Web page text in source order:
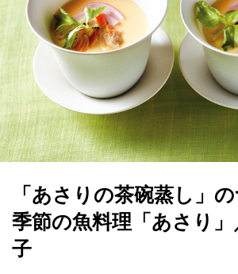
「あさりの茶碗蒸し」の
季節の魚料理「あさり」
子